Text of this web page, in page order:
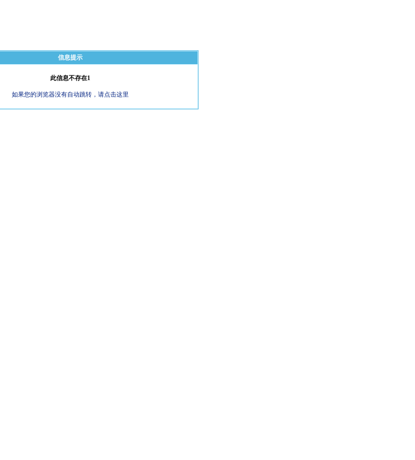
信息提示
此信息不存在1
如果您的浏览器没有自动跳转，请点击这里